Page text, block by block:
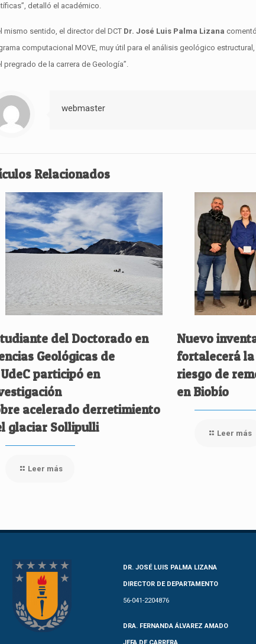
detalló el académico.
mismo sentido, el director del DCT Dr. José Luis Palma Lizana
computacional MOVE, muy útil para el análisis geológico
pregrado de la carrera de Geología”.
webmaster
Relacionados
del Doctorado en
Geológicas de
participó en
acelerado derretimiento
glaciar Sollipulli
Leer más
Nuevo
fortalecerá
riesgo de
en Biobío
Leer más
DR. JOSÉ LUIS PALMA LIZANA
DIRECTOR DE DEPARTAMENTO
56-041-2204876
DRA. FERNANDA ÁLVAREZ AMADO
JEFA DE CARRERA